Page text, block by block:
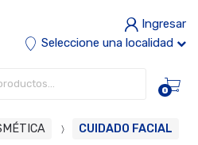
Ingresar
Seleccione una localidad
0
CUIDADO FACIAL